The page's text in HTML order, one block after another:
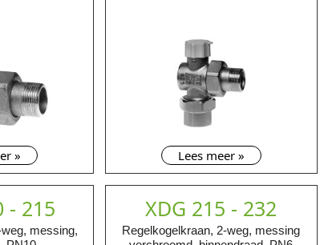
» Lees meer »
- 215
messing,
XDG 215 - 232
Regelkogelkraan, 2-weg, messing